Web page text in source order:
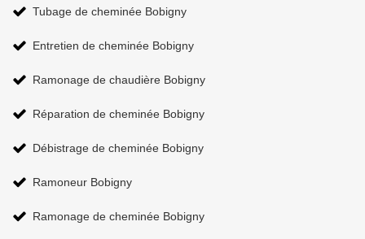
Tubage de cheminée Bobigny
Entretien de cheminée Bobigny
Ramonage de chaudière Bobigny
Réparation de cheminée Bobigny
Débistrage de cheminée Bobigny
Ramoneur Bobigny
Ramonage de cheminée Bobigny